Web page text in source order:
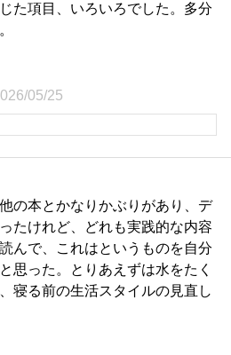
た項目、いろいろでした。多分
05/25
の本とかなりかぶりがあり、デ
たけれど、どれも実践的な内容
んで、これはというものを自分
思った。とりあえずは水をたく
寝る前の生活スタイルの見直し